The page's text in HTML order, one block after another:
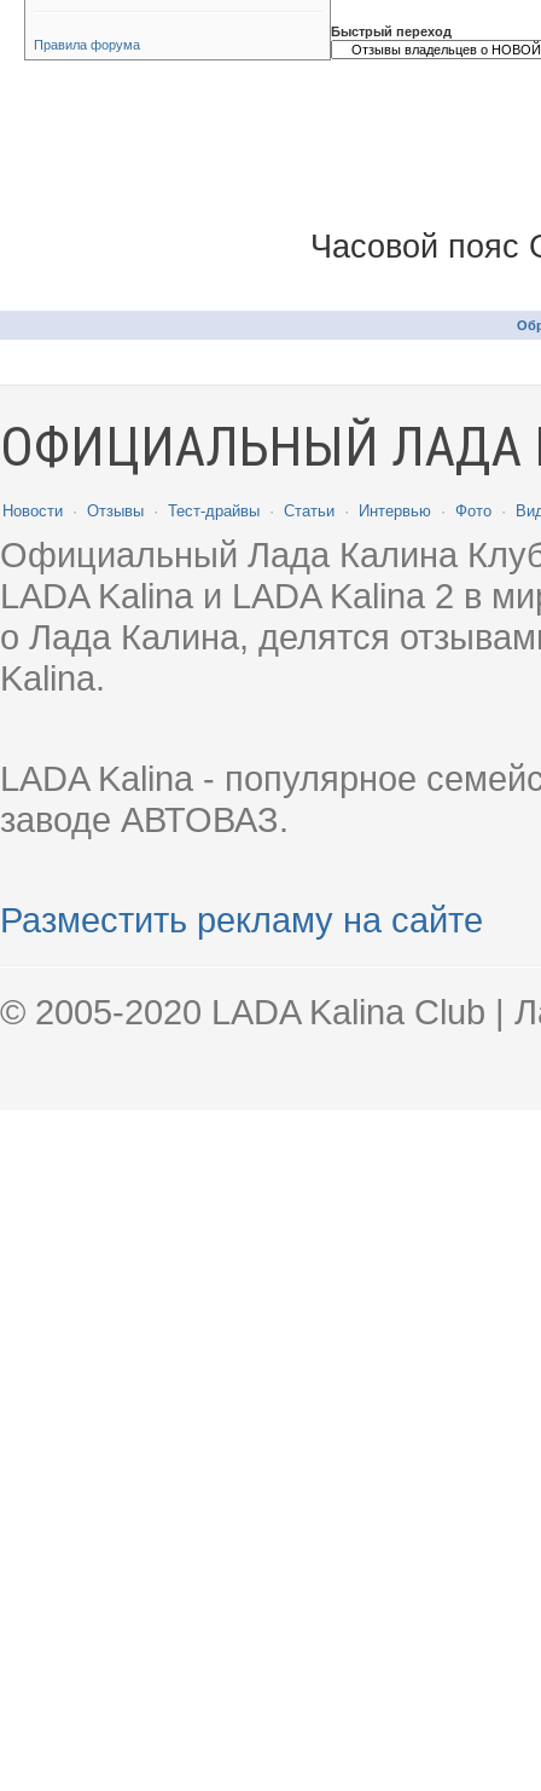
Правила форума
Быстрый переход
Часовой пояс
ОФИЦИАЛЬНЫЙ ЛАДА
Новости · Отзывы · Тест-драйвы · Статьи · Интервью · Фото ·
Официальный Лада Калина
LADA Kalina и LADA Kalina 2 в
о Лада Калина, делятся
Kalina.
LADA Kalina - популярное
заводе АВТОВАЗ.
Разместить рекламу на сайте
© 2005-2020 LADA Kalina Club |